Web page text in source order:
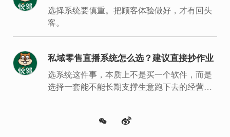
视
选择系统要慎重。把顾客体验做好，才有回头
客。
私域零售直播系统怎么选？建议直接抄作业
选系统这件事，本质上不是买一个软件，而是
选择一套能不能长期支撑生意跑下去的经营底